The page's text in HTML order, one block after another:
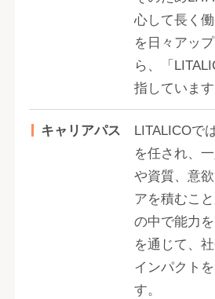
心して長く
を日々アッ
ら、「
指しています
キャリアパス
LITALICOで
を任され、
や資質、意
アを積むこ
の中で能力
を通じて、
インパクト
す。